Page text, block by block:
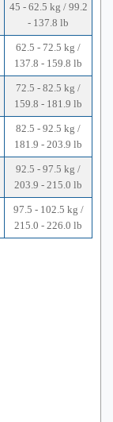
45 - 62.5 kg / 99.2
- 137.8 lb
62.5 - 72.5 kg /
137.8 - 159.8 lb
72.5 - 82.5 kg /
159.8 - 181.9 lb
82.5 - 92.5 kg /
181.9 - 203.9 lb
92.5 - 97.5 kg /
203.9 - 215.0 lb
97.5 - 102.5 kg /
215.0 - 226.0 lb